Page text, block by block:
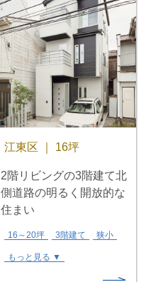
江東区 ｜ 16坪
2階リビングの3階建て北
側道路の明るく開放的な
住まい
16～20坪 3階建て 狭小
もっと見る ▼